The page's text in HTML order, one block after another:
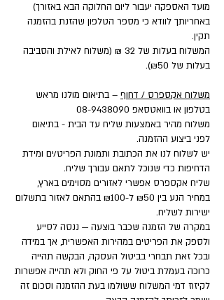
מועד האספקה יעבור ליום החלוקה הבא באזורך)
באחריותך לוודא כי מספר הטלפון שהזנת בהזמנה
תקין.
המשלוח בעלות של 32 ₪ (משלוח לאילת והסביבה
בעלות של ₪50).
משלוח אקספרס / דחוף – בתיאום מולנו מראש
בטלפון או בוואטסאפ 08-9438090
משלוח מהיר באמצעות שליח עד הבית - בתיאום
לפני ביצוע ההזמנה.
יש לשלוח לנו את הכתובת ותמונת הפריט/ים ומידת
הדחיפות כדי שנוכל לתאם עבורך שליח.
שליח אקספרס אפשרי לאזורים מסוימים בארץ,
במחיר הנע בין ₪50 ל-₪100 בהתאם לאזור בתשלום
ישירות לשליח.
במקרה של הזמנה שכבר בוצעה — ננסה לסייע
ולספק את הפריטים במהירות האפשרית, אך במידה
ובכל זאת תבחרי בביטול העסקה, הבקשה תהייה
כרוכה בעמלת ביטול על פי החוק ולא תהייה אפשרות
לקיזוז דמי המשלוח ששולמו בעת ההזמנה וסכום זה